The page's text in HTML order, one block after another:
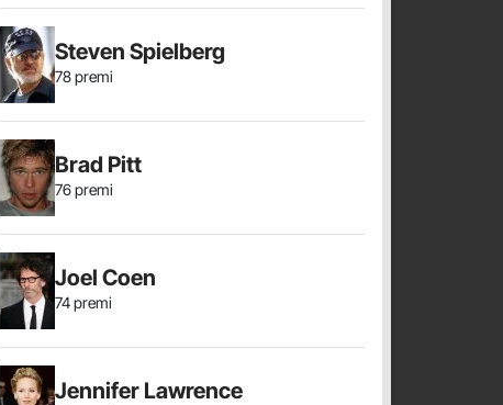
Steven Spielberg
78 premi
Brad Pitt
76 premi
Joel Coen
74 premi
Jennifer Lawrence